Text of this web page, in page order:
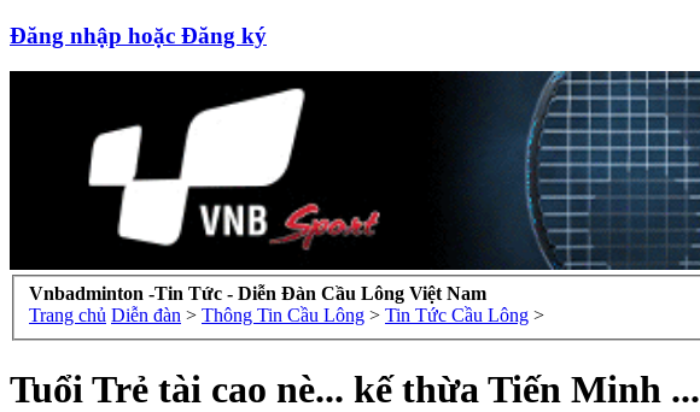
Đăng nhập hoặc Đăng ký
Vnbadminton -Tin Tức - Diễn Đàn Cầu Lông Việt Nam
Trang chủ Diễn đàn > Thông Tin Cầu Lông > Tin Tức Cầu Lông >
Tuổi Trẻ tài cao nè... kế thừa Tiến Minh ...